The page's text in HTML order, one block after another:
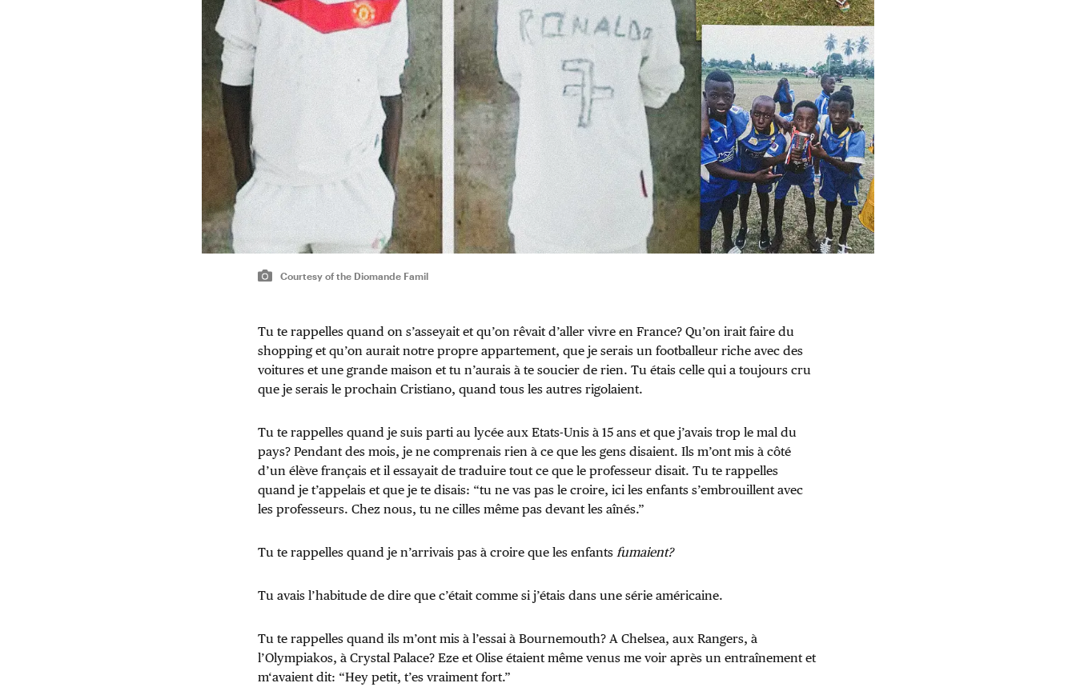
Courtesy of the Diomande Famil
Tu te rappelles quand on s’asseyait et qu’on rêvait d’aller vivre en France? Qu’on irait faire du
shopping et qu’on aurait notre propre appartement, que je serais un footballeur riche avec des
voitures et une grande maison et tu n’aurais à te soucier de rien. Tu étais celle qui a toujours cru
que je serais le prochain Cristiano, quand tous les autres rigolaient.
Tu te rappelles quand je suis parti au lycée aux Etats-Unis à 15 ans et que j’avais trop le mal du
pays? Pendant des mois, je ne comprenais rien à ce que les gens disaient. Ils m’ont mis à côté
d’un élève français et il essayait de traduire tout ce que le professeur disait. Tu te rappelles
quand je t’appelais et que je te disais: “tu ne vas pas le croire, ici les enfants s’embrouillent avec
les professeurs. Chez nous, tu ne cilles même pas devant les aînés.”
Tu te rappelles quand je n’arrivais pas à croire que les enfants fumaient?
Tu avais l’habitude de dire que c’était comme si j’étais dans une série américaine.
Tu te rappelles quand ils m’ont mis à l’essai à Bournemouth? A Chelsea, aux Rangers, à
l’Olympiakos, à Crystal Palace? Eze et Olise étaient même venus me voir après un entraînement et
m‘avaient dit: “Hey petit, t’es vraiment fort.”